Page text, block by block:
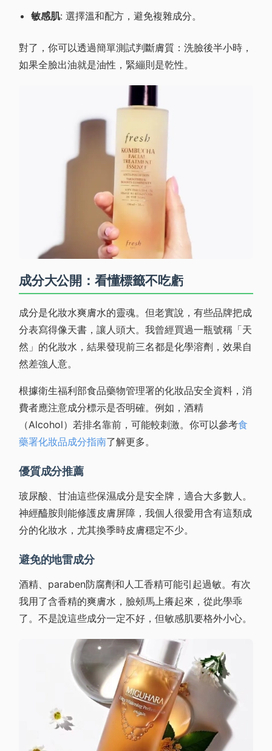
敏感肌: 選擇溫和配方，避免複雜成分。
對了，你可以透過簡單測試判斷膚質：洗臉後半小時，
如果全臉出油就是油性，緊繃則是乾性。
成分大公開：看懂標籤不吃虧
成分是化妝水爽膚水的靈魂。但老實說，有些品牌把成
分表寫得像天書，讓人頭大。我曾經買過一瓶號稱「天
然」的化妝水，結果發現前三名都是化學溶劑，效果自
然差強人意。
根據衛生福利部食品藥物管理署的化妝品安全資料，消
費者應注意成分標示是否明確。例如，酒精
（Alcohol）若排名靠前，可能較刺激。你可以參考食
藥署化妝品成分指南了解更多。
優質成分推薦
玻尿酸、甘油這些保濕成分是安全牌，適合大多數人。
神經醯胺則能修護皮膚屏障，我個人很愛用含有這類成
分的化妝水，尤其換季時皮膚穩定不少。
避免的地雷成分
酒精、paraben防腐劑和人工香精可能引起過敏。有次
我用了含香精的爽膚水，臉頰馬上癢起來，從此學乖
了。不是說這些成分一定不好，但敏感肌要格外小心。